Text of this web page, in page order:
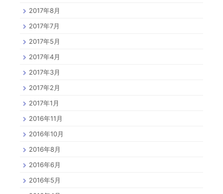
2017年8月
2017年7月
2017年5月
2017年4月
2017年3月
2017年2月
2017年1月
2016年11月
2016年10月
2016年8月
2016年6月
2016年5月